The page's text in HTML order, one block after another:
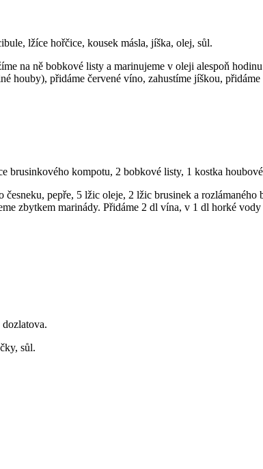
lžíce hořčice, kousek másla, jíška, olej, sůl.
na ně bobkové listy a marinujeme v oleji alespoň
houby), přidáme červené víno, zahustíme jíškou,
kompotu, 2 bobkové listy, 1 kostka
pepře, 5 lžic oleje, 2 lžic brusinek a
zbytkem marinády. Přidáme 2 dl vína, v 1 dl horké
sůl.